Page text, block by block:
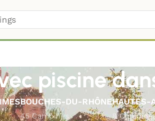
piscine
BOUCHES-DU-RHÔNE
45 Campings
HAUTES-
8